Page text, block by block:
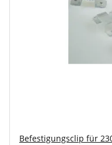
Befestigungsclip für